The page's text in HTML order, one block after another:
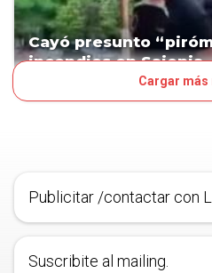
Cayó presunto
incendios en Sajonia
Cargar
Publicitar /contactar con
Suscribite al mailing.